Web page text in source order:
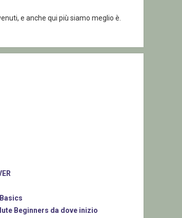
e anche qui più siamo meglio è.
Beginners da dove inizio